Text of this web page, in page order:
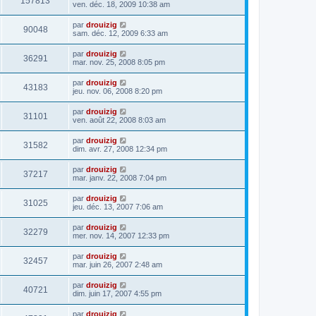
ven. déc. 18, 2009 10:38 am
90048 par drouizig
sam. déc. 12, 2009 6:33 am
36291 par drouizig
mar. nov. 25, 2008 8:05 pm
43183 par drouizig
jeu. nov. 06, 2008 8:20 pm
31101 par drouizig
ven. août 22, 2008 8:03 am
31582 par drouizig
dim. avr. 27, 2008 12:34 pm
37217 par drouizig
mar. janv. 22, 2008 7:04 pm
31025 par drouizig
jeu. déc. 13, 2007 7:06 am
32279 par drouizig
mer. nov. 14, 2007 12:33 pm
32457 par drouizig
mar. juin 26, 2007 2:48 am
40721 par drouizig
dim. juin 17, 2007 4:55 pm
par drouizig